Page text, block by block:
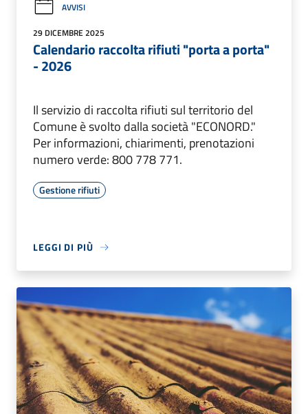
AVVISI
29 DICEMBRE 2025
Calendario raccolta rifiuti "porta a porta"
- 2026
Il servizio di raccolta rifiuti sul territorio del
Comune è svolto dalla società "ECONORD."
Per informazioni, chiarimenti, prenotazioni
numero verde: 800 778 771.
Gestione rifiuti
LEGGI DI PIÙ